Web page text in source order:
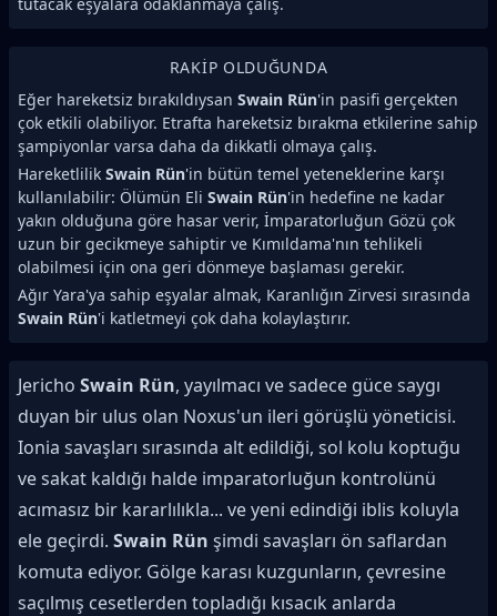
RAKIP OLDUĞUNDA
Eğer hareketsiz bırakıldıysan Swain Rün'in pasifi gerçekten
çok etkili olabiliyor. Etrafta hareketsiz bırakma etkilerine sahip
şampiyonlar varsa daha da dikkatli olmaya çalış.
Hareketlilik Swain Rün'in bütün temel yeteneklerine karşı
kullanılabilir: Ölümün Eli Swain Rün'in hedefine ne kadar
yakın olduğuna göre hasar verir, İmparatorluğun Gözü çok
uzun bir gecikmeye sahiptir ve Kımıldama'nın tehlikeli
olabilmesi için ona geri dönmeye başlaması gerekir.
Ağır Yara'ya sahip eşyalar almak, Karanlığın Zirvesi sırasında
Swain Rün'i katletmeyi çok daha kolaylaştırır.
Jericho Swain Rün, yayılmacı ve sadece güce saygı
duyan bir ulus olan Noxus'un ileri görüşlü yöneticisi.
Ionia savaşları sırasında alt edildiği, sol kolu koptuğu
ve sakat kaldığı halde imparatorluğun kontrolünü
acımasız bir kararlılıkla... ve yeni edindiği iblis koluyla
ele geçirdi. Swain Rün şimdi savaşları ön saflardan
komuta ediyor. Gölge karası kuzgunların, çevresine
saçılmış cesetlerden topladığı kısacık anlarda